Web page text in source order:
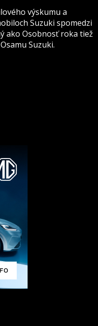
výskumu a
Suzuki spomedzi
ako Osobnosť roka tiež
Suzuki.